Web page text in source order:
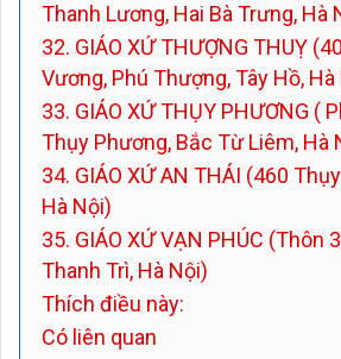
Thanh Lương, Hai Bà Trưng, Hà
32. GIÁO XỨ THƯỢNG THUỴ
Vương, Phú Thượng, Tây Hồ, Hà
33. GIÁO XỨ THỤY PHƯƠNG (
Thụy Phương, Bắc Từ Liêm, Hà
34. GIÁO XỨ AN THÁI (460
Hà Nội)
35. GIÁO XỨ VẠN PHÚC (Thôn
Thanh Trì, Hà Nội)
Thích điều này:
Có liên quan